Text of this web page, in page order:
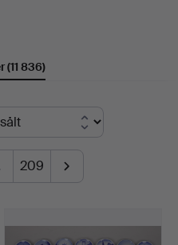
(11 836)
209